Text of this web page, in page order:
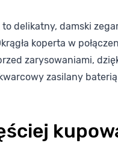
to delikatny, damski
koperta w
zarysowaniami,
zasilany